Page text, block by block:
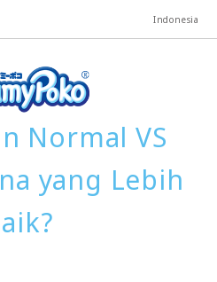
Indonesia
Normal VS
yang Lebih